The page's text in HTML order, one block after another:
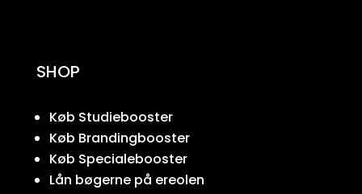
SHOP
Køb Studiebooster
Køb Brandingbooster
Køb Specialebooster
Lån bøgerne på ereolen